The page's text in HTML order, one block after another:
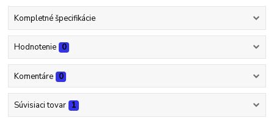
Kompletné špecifikácie
Hodnotenie 0
Komentáre 0
Súvisiaci tovar 1